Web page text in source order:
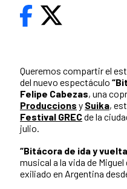
Queremos compartir el
del nuevo espectáculo
Felipe Cabezas, una
Produccions y Suika,
Festival GRECde la
julio.
“Bitácora de ida y
musical a la vida de
exiliado en Argentina desde